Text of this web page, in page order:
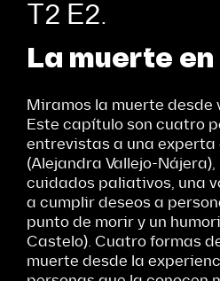
T2 E2.
La muerte
Miramos la muerte
Este capítulo son cuatro
entrevistas a una experta
(Alejandra Vallejo-
cuidados paliativos, una
a cumplir deseos a
punto de morir y un
Castelo). Cuatro formas
muerte desde la